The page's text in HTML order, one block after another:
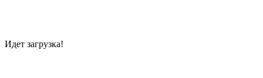
Идет загрузка!